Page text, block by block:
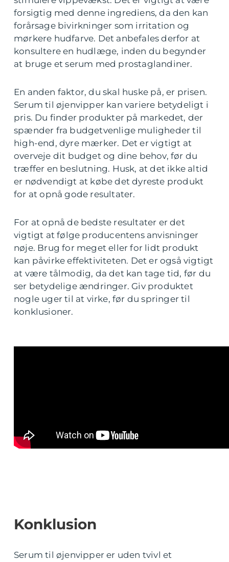
forsigtig med denne ingrediens, da den kan
forårsage bivirkninger som irritation og
mørkere hudfarve. Det anbefales derfor at
konsultere en hudlæge, inden du begynder
at bruge et serum med prostaglandiner.
En anden faktor, du skal huske på, er prisen.
Serum til øjenvipper kan variere betydeligt i
pris. Du finder produkter på markedet, der
spænder fra budgetvenlige muligheder til
high-end, dyre mærker. Det er vigtigt at
overveje dit budget og dine behov, før du
træffer en beslutning. Husk, at det ikke altid
er nødvendigt at købe det dyreste produkt
for at opnå gode resultater.
For at opnå de bedste resultater er det
vigtigt at følge producentens anvisninger
nøje. Brug for meget eller for lidt produkt
kan påvirke effektiviteten. Det er også vigtigt
at være tålmodig, da det kan tage tid, før du
ser betydelige ændringer. Giv produktet
nogle uger til at virke, før du springer til
konklusioner.
Konklusion
Serum til øjenvipper er uden tvivl et